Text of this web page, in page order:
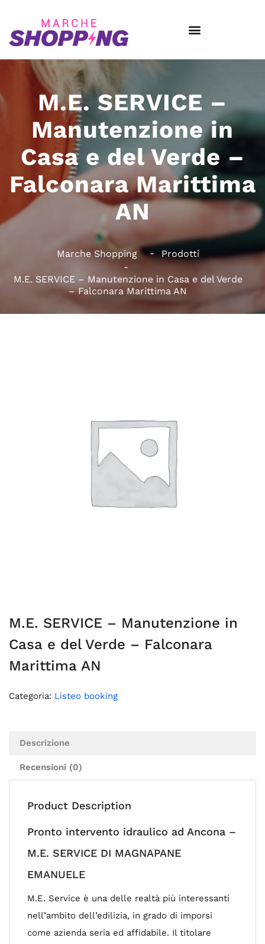
M.E. SERVICE –
Manutenzione in
Casa e del Verde –
Falconara Marittima
AN
Marche Shopping Prodotti
M.E. SERVICE – Manutenzione in Casa e del Verde
– Falconara Marittima AN
M.E. SERVICE – Manutenzione in
Casa e del Verde – Falconara
Marittima AN
Categoria: Listeo booking
Descrizione
Recensioni (0)
Product Description
Pronto intervento idraulico ad Ancona –
M.E. SERVICE DI MAGNAPANE
EMANUELE
M.E. Service è una delle realtà più interessanti
nell’ambito dell’edilizia, in grado di imporsi
come azienda seria ed affidabile. Il titolare